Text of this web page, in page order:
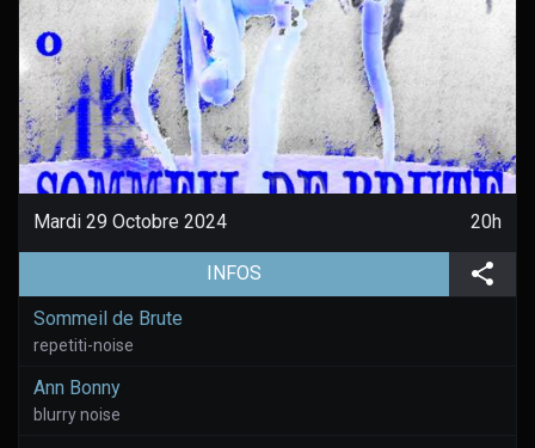
Mardi 29 Octobre 2024 20h
INFOS (aller à la page de l'évènement)
Sommeil de Brute
repetiti-noise
Ann Bonny
blurry noise